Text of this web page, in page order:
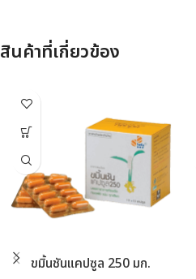
สินค้าที่เกี่ยวข้อง
ขมิ้นชันแคปซูล 250 มก.